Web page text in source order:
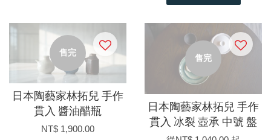
售完
日本陶藝家林拓兒 手作
貫入 醬油醋瓶
NT$ 1,900.00
售完
日本陶藝家林拓兒 手作
貫入 冰裂 壺承 中號 盤